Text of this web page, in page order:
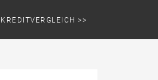
KREDITVERGLEICH >>